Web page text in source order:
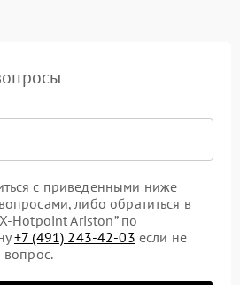
с приведенными ниже
либо обратиться в
Hotpoint Ariston” по
+7 (491) 243-42-03 если не
вопрос.